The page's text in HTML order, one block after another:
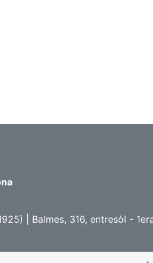
| Balmes, 316, entresòl -